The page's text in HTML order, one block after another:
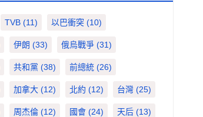
TVB (11) 以巴衝突 (10)
伊朗 (33) 俄烏戰爭 (31)
共和黨 (38) 前總統 (26)
加拿大 (12) 北約 (12) 台灣 (25)
周杰倫 (12) 國會 (24) 天后 (13)